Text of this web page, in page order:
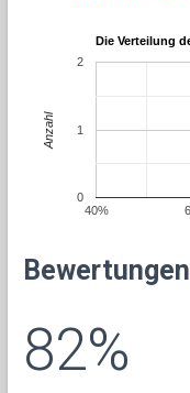
Die Verteilung
40%
0
1
2
Anzahl
Bewertungen
82%